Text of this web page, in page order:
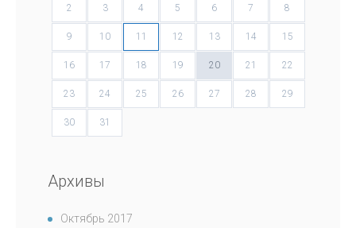
2 3 4 5 6 7 8
9 10 11 12 13 14 15
16 17 18 19 20 21 22
23 24 25 26 27 28 29
30 31
Архивы
Октябрь 2017